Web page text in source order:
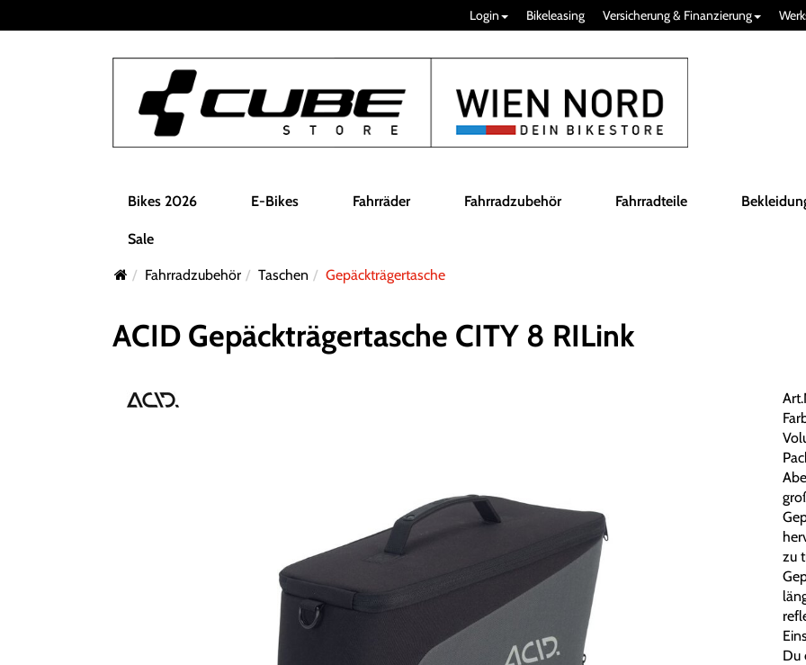
Login Bikeleasing Versicherung & Finanzierung
Bikes 2026 E-Bikes Fahrräder Fahrradzubehör Fahrradteile
Sale
Fahrradzubehör Taschen Gepäckträgertasche
ACID Gepäckträgertasche CITY 8 RILink
zu
Du